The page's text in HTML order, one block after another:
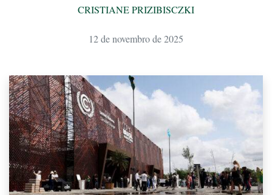
CRISTIANE PRIZIBISCZKI
12 de novembro de 2025